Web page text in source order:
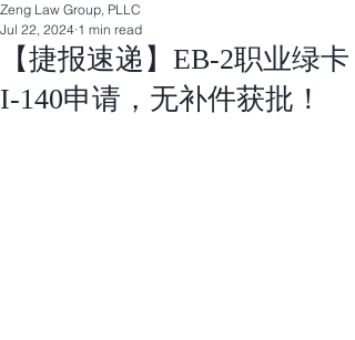
【捷报速递】EB-2职业绿卡
I-140申请，无补件获批！
Zeng Law Group, PLLC
Jul 22, 2024 1 min read